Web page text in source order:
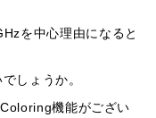
を中心理由になると
しょうか。
機能がござい